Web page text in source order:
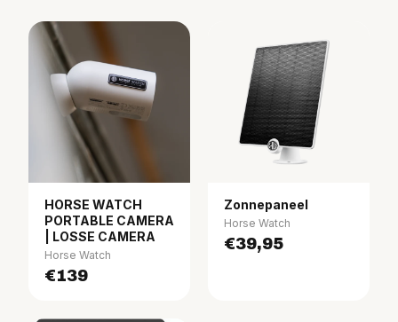
HORSE WATCH
PORTABLE CAMERA
| LOSSE CAMERA
Horse Watch
€139
Zonnepaneel
Horse Watch
€39,95